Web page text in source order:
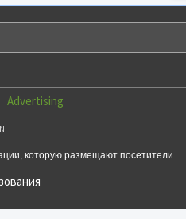
Advertising
которую размещают посетители